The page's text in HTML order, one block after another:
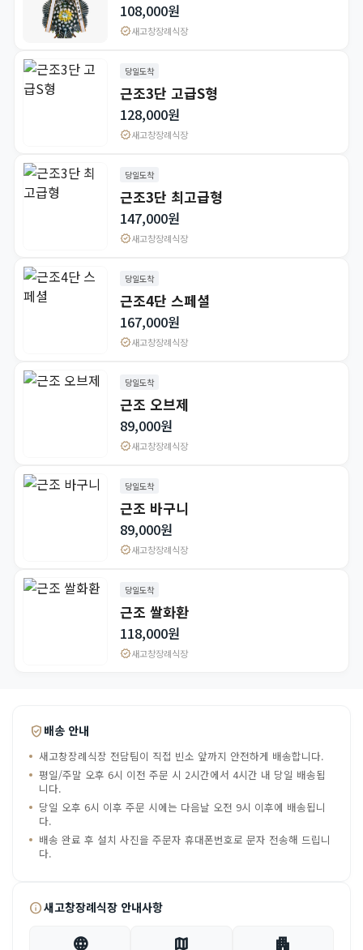
108,000원
verified새고창장례식장
당일도착
근조3단 고급S형
128,000원
verified새고창장례식장
당일도착
근조3단 최고급형
147,000원
verified새고창장례식장
당일도착
근조4단 스페셜
167,000원
verified새고창장례식장
당일도착
근조 오브제
89,000원
verified새고창장례식장
당일도착
근조 바구니
89,000원
verified새고창장례식장
당일도착
근조 쌀화환
118,000원
verified새고창장례식장
verified_user 배송 안내
새고창장례식장 전담팀이 직접 빈소 앞까지 안전하게 배송합니다.
평일/주말 오후 6시 이전 주문 시 2시간에서 4시간 내 당일 배송됩
니다.
당일 오후 6시 이후 주문 시에는 다음날 오전 9시 이후에 배송됩니
다.
배송 완료 후 설치 사진을 주문자 휴대폰번호로 문자 전송해 드립니
다.
info새고창장례식장 안내사항
language map apartment